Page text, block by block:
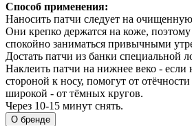
Способ применения:
Наносить патчи следует на
Они крепко держатся на коже,
спокойно заниматься привычными
Достать патчи из банки специальной
Наклеить патчи на нижнее веко - если
стороной к носу, помогут от
широкой - от тёмных кругов.
Через 10-15 минут снять.
О бренде